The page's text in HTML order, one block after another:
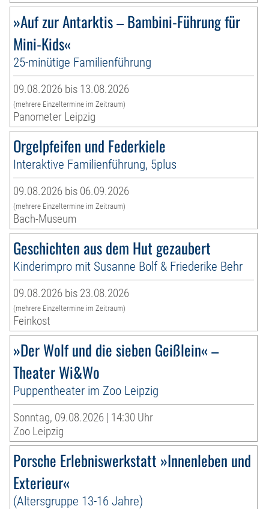
»Auf zur Antarktis – Bambini-Führung für
Mini-Kids«
25-minütige Familienführung
09.08.2026 bis 13.08.2026
(mehrere Einzeltermine im Zeitraum)
Panometer Leipzig
Orgelpfeifen und Federkiele
Interaktive Familienführung, 5plus
09.08.2026 bis 06.09.2026
(mehrere Einzeltermine im Zeitraum)
Bach-Museum
Geschichten aus dem Hut gezaubert
Kinderimpro mit Susanne Bolf & Friederike Behr
09.08.2026 bis 23.08.2026
(mehrere Einzeltermine im Zeitraum)
Feinkost
»Der Wolf und die sieben Geißlein« –
Theater Wi&Wo
Puppentheater im Zoo Leipzig
Sonntag, 09.08.2026 | 14:30 Uhr
Zoo Leipzig
Porsche Erlebniswerkstatt »Innenleben und
Exterieur«
(Altersgruppe 13-16 Jahre)